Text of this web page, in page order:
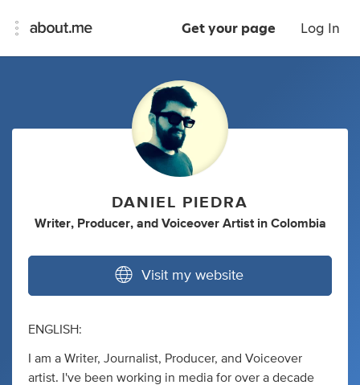
Get your page Log In
DANIEL PIEDRA
Writer, Producer, and Voiceover Artist in Colombia
Visit my website
ENGLISH:
I am a Writer, Journalist, Producer, and Voiceover
artist. I've been working in media for over a decade